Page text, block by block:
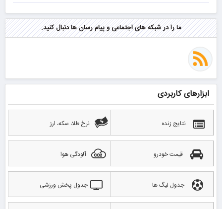
ما را در شبکه های اجتماعی و پیام رسان ها دنبال کنید.
ابزارهای کاربردی
نتایج زنده نرخ طلا، سکه، ارز
قیمت خودرو آلودگی هوا
جدول لیگ ها جدول پخش ورزشی